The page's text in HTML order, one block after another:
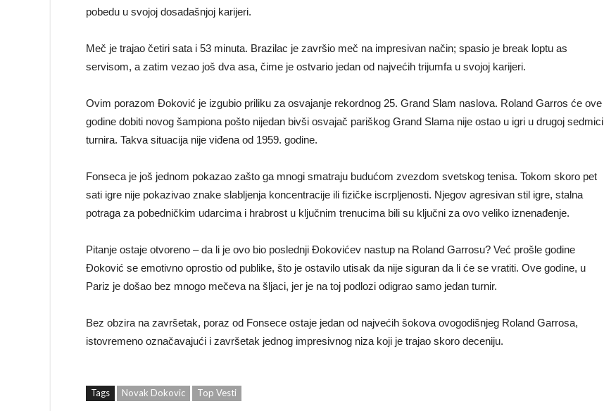
pobedu u svojoj dosadašnjoj karijeri.
Meč je trajao četiri sata i 53 minuta. Brazilac je završio meč na impresivan način; spasio je break loptu as
servisom, a zatim vezao još dva asa, čime je ostvario jedan od najvećih trijumfa u svojoj karijeri.
Ovim porazom Đoković je izgubio priliku za osvajanje rekordnog 25. Grand Slam naslova. Roland Garros će ove
godine dobiti novog šampiona pošto nijedan bivši osvajač pariškog Grand Slama nije ostao u igri u drugoj sedmici
turnira. Takva situacija nije viđena od 1959. godine.
Fonseca je još jednom pokazao zašto ga mnogi smatraju budućom zvezdom svetskog tenisa. Tokom skoro pet
sati igre nije pokazivao znake slabljenja koncentracije ili fizičke iscrpljenosti. Njegov agresivan stil igre, stalna
potraga za pobedničkim udarcima i hrabrost u ključnim trenucima bili su ključni za ovo veliko iznenađenje.
Pitanje ostaje otvoreno – da li je ovo bio poslednji Đokovićev nastup na Roland Garrosu? Već prošle godine
Đoković se emotivno oprostio od publike, što je ostavilo utisak da nije siguran da li će se vratiti. Ove godine, u
Pariz je došao bez mnogo mečeva na šljaci, jer je na toj podlozi odigrao samo jedan turnir.
Bez obzira na završetak, poraz od Fonsece ostaje jedan od najvećih šokova ovogodišnjeg Roland Garrosa,
istovremeno označavajući i završetak jednog impresivnog niza koji je trajao skoro deceniju.
Tags Novak Dokovic Top Vesti